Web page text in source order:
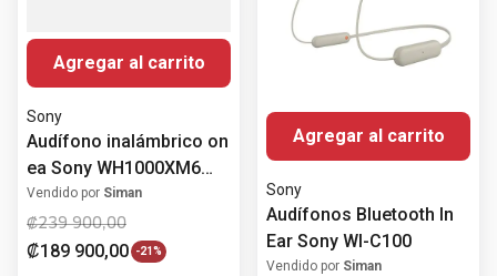
Agregar al carrito
Sony
Audífono inalámbrico on
ea Sony WH1000XM6
con Active Noise
Cancelling
Vendido por Siman
₡239 900,00
₡189 900,00 -21%
Agregar al carrito
Sony
Audífonos Bluetooth In
Ear Sony WI-C100
Vendido por Siman